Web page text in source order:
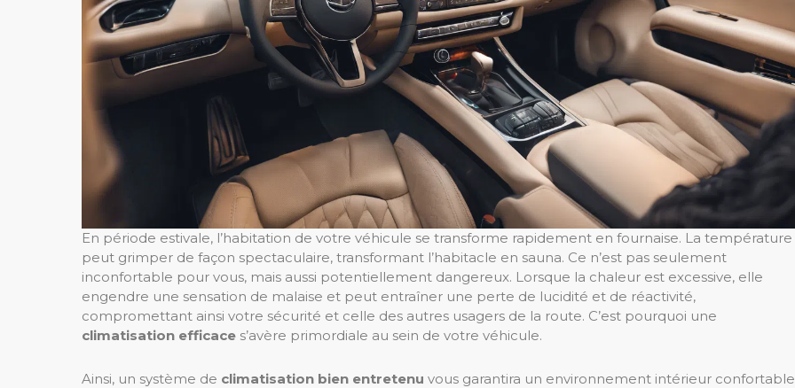
En période estivale, l’habitation de votre véhicule se transforme rapidement en fournaise. La température
peut grimper de façon spectaculaire, transformant l’habitacle en sauna. Ce n’est pas seulement
inconfortable pour vous, mais aussi potentiellement dangereux. Lorsque la chaleur est excessive, elle
engendre une sensation de malaise et peut entraîner une perte de lucidité et de réactivité,
compromettant ainsi votre sécurité et celle des autres usagers de la route. C’est pourquoi une
climatisation efficace s’avère primordiale au sein de votre véhicule.
Ainsi, un système de climatisation bien entretenu vous garantira un environnement intérieur confortable